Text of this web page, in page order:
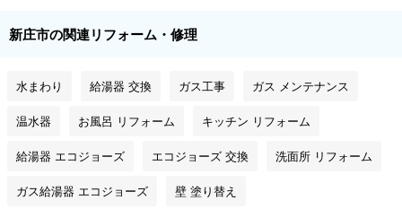
新庄市の関連リフォーム・修理
水まわり 給湯器 交換 ガス工事 ガス メンテナンス
温水器 お風呂 リフォーム キッチン リフォーム
給湯器 エコジョーズ エコジョーズ 交換 洗面所 リフォーム
ガス給湯器 エコジョーズ 壁 塗り替え